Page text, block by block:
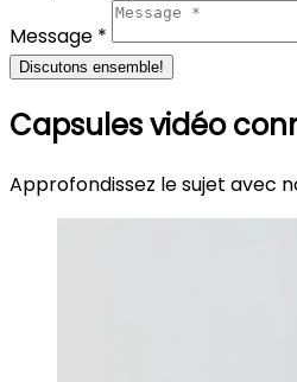
Message *
Discutons ensemble!
Capsules vidéo
Approfondissez le sujet avec